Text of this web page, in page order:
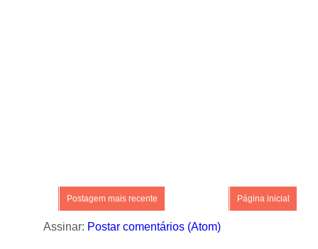
Postagem mais recente Página inicial
Assinar: Postar comentários (Atom)